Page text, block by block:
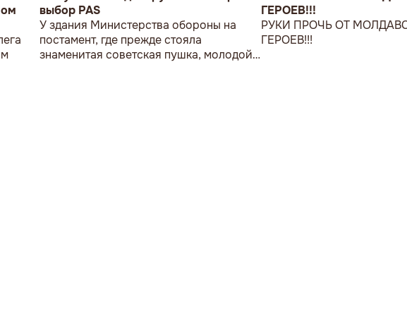
выбор PAS
У здания Министерства обороны на
постамент, где прежде стояла
знаменитая советская пушка, молодой
ГЕРОЕВ!!!
РУКИ ПРОЧЬ ОТ
ГЕРОЕВ!!!